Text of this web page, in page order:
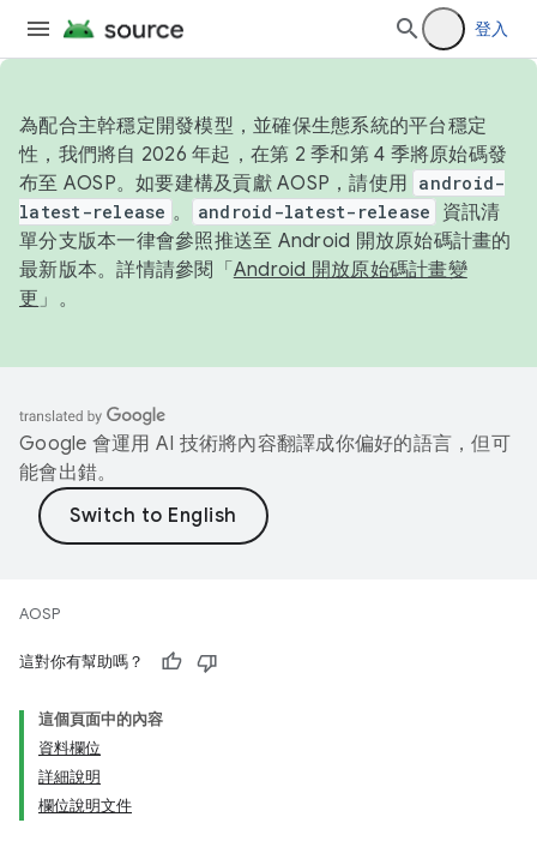
登入
為配合主幹穩定開發模型，並確保生態系統的平台穩定
性，我們將自 2026 年起，在第 2 季和第 4 季將原始碼發
布至 AOSP。如要建構及貢獻 AOSP，請使用 android-
latest-release 。 android-latest-release
資訊清
單分支版本一律會參照推送至 Android 開放原始碼計畫的
最新版本。詳情請參閱「 Android 開放原始碼計畫變
更 」。
Google 會運用 AI 技術將內容翻譯成你偏好的語言，但可
能會出錯。
AOSP
這對你有幫助嗎？
這個頁面中的內容
資料欄位
詳細說明
欄位說明文件